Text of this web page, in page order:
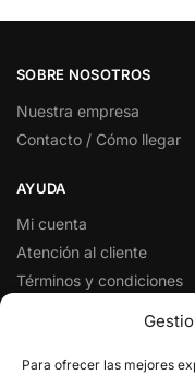
Para ofrecer las mejores
SOBRE NOSOTROS
Nuestra empresa
Contacto / Cómo llegar
AYUDA
Mi cuenta
Atención al cliente
Términos y condiciones
Preguntas y respuestas
SÍGUENOS EN REDES